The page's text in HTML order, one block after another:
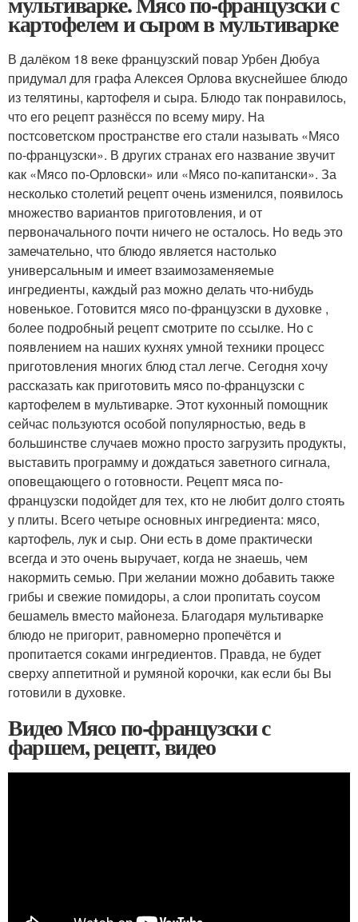
картофелем и сыром в мультиварке
В далёком 18 веке французский повар Урбен Дюбуа
придумал для графа Алексея Орлова вкуснейшее блюдо
из телятины, картофеля и сыра. Блюдо так понравилось,
что его рецепт разнёсся по всему миру. На
постсоветском пространстве его стали называть «Мясо
по-французски». В других странах его название звучит
как «Мясо по-Орловски» или «Мясо по-капитански». За
несколько столетий рецепт очень изменился, появилось
множество вариантов приготовления, и от
первоначального почти ничего не осталось. Но ведь это
замечательно, что блюдо является настолько
универсальным и имеет взаимозаменяемые
ингредиенты, каждый раз можно делать что-нибудь
новенькое. Готовится мясо по-французски в духовке ,
более подробный рецепт смотрите по ссылке. Но с
появлением на наших кухнях умной техники процесс
приготовления многих блюд стал легче. Сегодня хочу
рассказать как приготовить мясо по-французски с
картофелем в мультиварке. Этот кухонный помощник
сейчас пользуются особой популярностью, ведь в
большинстве случаев можно просто загрузить продукты,
выставить программу и дождаться заветного сигнала,
оповещающего о готовности. Рецепт мяса по-
французски подойдет для тех, кто не любит долго стоять
у плиты. Всего четыре основных ингредиента: мясо,
картофель, лук и сыр. Они есть в доме практически
всегда и это очень выручает, когда не знаешь, чем
накормить семью. При желании можно добавить также
грибы и свежие помидоры, а слои пропитать соусом
бешамель вместо майонеза. Благодаря мультиварке
блюдо не пригорит, равномерно пропечётся и
пропитается соками ингредиентов. Правда, не будет
сверху аппетитной и румяной корочки, как если бы Вы
готовили в духовке.
Видео Мясо по-французски с
фаршем, рецепт, видео